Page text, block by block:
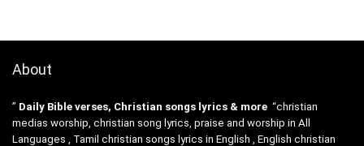
About
” Daily Bible verses, Christian songs lyrics & more “christian
medias worship, christian song lyrics, praise and worship in All
Languages , Tamil christian songs lyrics in English , English christian